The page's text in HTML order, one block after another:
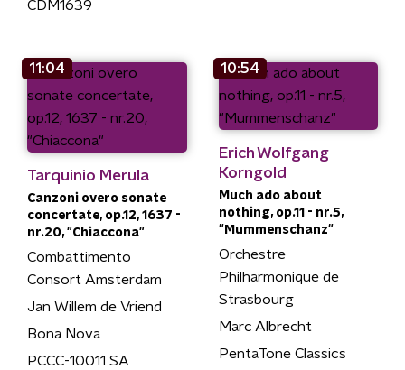
CDM1639
11:04
Tarquinio Merula
Canzoni overo sonate
concertate, op.12, 1637 -
nr.20, "Chiaccona"
Combattimento
Consort Amsterdam
Jan Willem de Vriend
Bona Nova
PCCC-10011 SA
10:54
Erich Wolfgang
Korngold
Much ado about
nothing, op.11 - nr.5,
"Mummenschanz"
Orchestre
Philharmonique de
Strasbourg
Marc Albrecht
PentaTone Classics